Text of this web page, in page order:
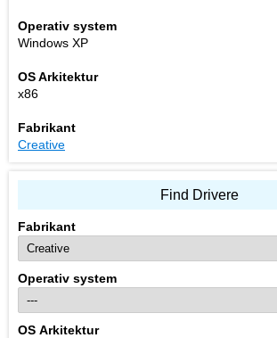
Operativ system
Windows XP
OS Arkitektur
x86
Fabrikant
Creative
Find Drivere
Fabrikant
Operativ system
OS Arkitektur